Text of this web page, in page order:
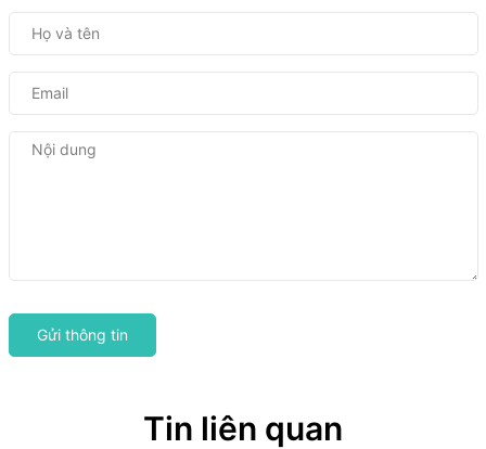
Gửi thông tin
Tin liên quan